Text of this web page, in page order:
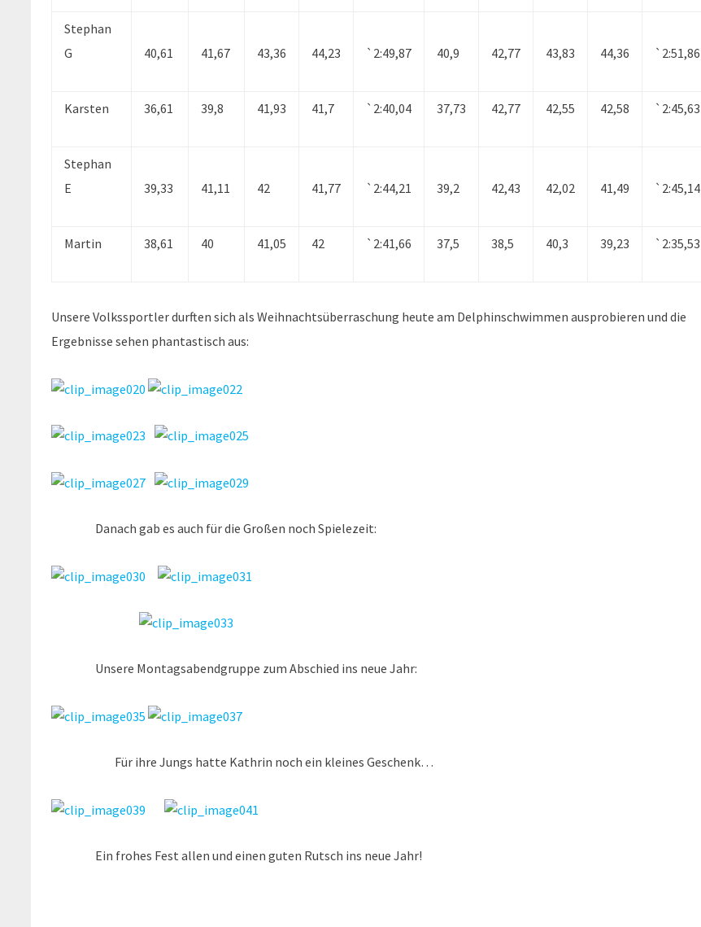
Stephan
G
40,61 41,67 43,36 44,23 `2:49,87 40,9 42,77 43,83 44,36 `2:51,86
Karsten 36,61 39,8 41,93 41,7 `2:40,04 37,73 42,77 42,55 42,58 `2:45,63
Stephan
E
39,33 41,11 42 41,77 `2:44,21 39,2 42,43 42,02 41,49 `2:45,14
Martin 38,61 40 41,05 42 `2:41,66 37,5 38,5 40,3 39,23 `2:35,53
Unsere Volkssportler durften sich als Weihnachtsüberraschung heute am Delphinschwimmen ausprobieren und die
Ergebnisse sehen phantastisch aus:
Danach gab es auch für die Großen noch Spielezeit:
Unsere Montagsabendgruppe zum Abschied ins neue Jahr:
Für ihre Jungs hatte Kathrin noch ein kleines Geschenk…
Ein frohes Fest allen und einen guten Rutsch ins neue Jahr!